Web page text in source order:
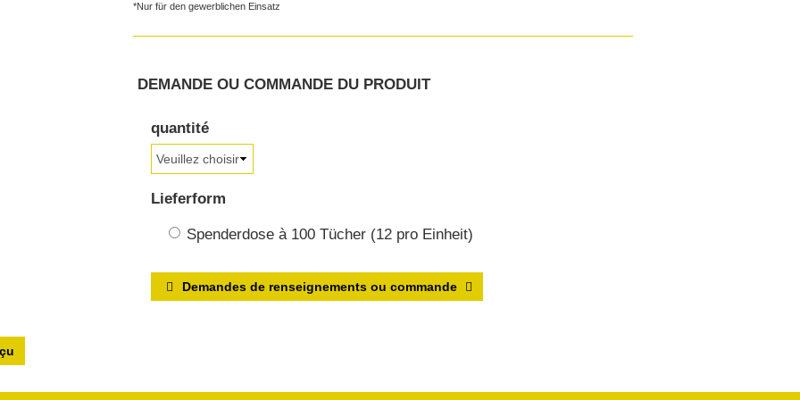
*Nur für den gewerblichen Einsatz
DEMANDE OU COMMANDE DU PRODUIT
quantité
Lieferform
Spenderdose à 100 Tücher (12 pro Einheit)
Demandes de renseignements ou commande